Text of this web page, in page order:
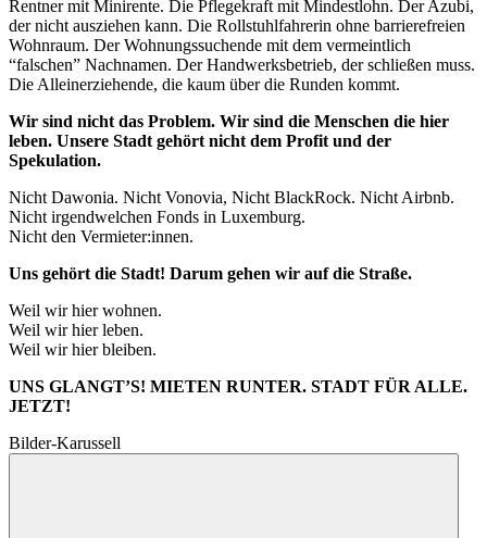
Rentner mit Minirente. Die Pflegekraft mit Mindestlohn. Der Azubi,
der nicht ausziehen kann. Die Rollstuhlfahrerin ohne barrierefreien
Wohnraum. Der Wohnungssuchende mit dem vermeintlich
“falschen” Nachnamen. Der Handwerksbetrieb, der schließen muss.
Die Alleinerziehende, die kaum über die Runden kommt.
Wir sind nicht das Problem. Wir sind die Menschen die hier
leben. Unsere Stadt gehört nicht dem Profit und der
Spekulation.
Nicht Dawonia. Nicht Vonovia, Nicht BlackRock. Nicht Airbnb.
Nicht irgendwelchen Fonds in Luxemburg.
Nicht den Vermieter:innen.
Uns gehört die Stadt! Darum gehen wir auf die Straße.
Weil wir hier wohnen.
Weil wir hier leben.
Weil wir hier bleiben.
UNS GLANGT’S! MIETEN RUNTER. STADT FÜR ALLE.
JETZT!
Bilder-Karussell